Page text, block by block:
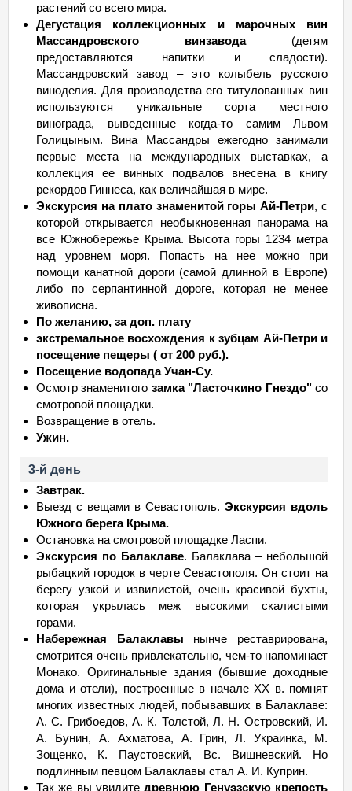
растений со всего мира.
Дегустация коллекционных и марочных вин
Массандровского винзавода(детям
предоставляются напитки и сладости).
Массандровский завод – это колыбель русского
виноделия. Для производства его титулованных вин
используются уникальные сорта местного
винограда, выведенные когда-то самим Львом
Голицыным. Вина Массандры ежегодно занимали
первые места на международных выставках, а
коллекция ее винных подвалов внесена в книгу
рекордов Гиннеса, как величайшая в мире.
Экскурсия на плато знаменитой горы Ай-Петри, с
которой открывается необыкновенная панорама на
все Южнобережье Крыма. Высота горы 1234 метра
над уровнем моря. Попасть на нее можно при
помощи канатной дороги (самой длинной в Европе)
либо по серпантинной дороге, которая не менее
живописна.
По желанию, за доп. плату
экстремальное восхождения к зубцам Ай-Петри и
посещение пещеры ( от 200 руб.).
Посещение водопада Учан-Су.
Осмотр знаменитого замка "Ласточкино Гнездо"со
смотровой площадки.
Возвращение в отель.
Ужин.
3-й день
Завтрак.
Выезд с вещами в Севастополь. Экскурсия вдоль
Южного берега Крыма.
Остановка на смотровой площадке Ласпи.
Экскурсия по Балаклаве. Балаклава – небольшой
рыбацкий городок в черте Севастополя. Он стоит на
берегу узкой и извилистой, очень красивой бухты,
которая укрылась меж высокими скалистыми
горами.
Набережная Балаклавы нынче реставрирована,
смотрится очень привлекательно, чем-то напоминает
Монако. Оригинальные здания (бывшие доходные
дома и отели), построенные в начале ХХ в. помнят
многих известных людей, побывавших в Балаклаве:
А. С. Грибоедов, А. К. Толстой, Л. Н. Островский, И.
А. Бунин, А. Ахматова, А. Грин, Л. Украинка, М.
Зощенко, К. Паустовский, Вс. Вишневский. Но
подлинным певцом Балаклавы стал А. И. Куприн.
Так же вы увидитедревнюю Генуэзскую крепость